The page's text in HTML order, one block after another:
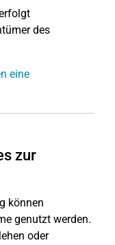
des
eine
zur
können
genutzt werden.
oder